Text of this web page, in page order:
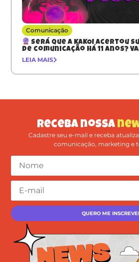
Comunicação
Será que a KAKOI acertou
de comunicação há 11 anos?
LEIA MAIS
Receba nossa
Cadastre seu e-mail e receba
comunicação, marketing e